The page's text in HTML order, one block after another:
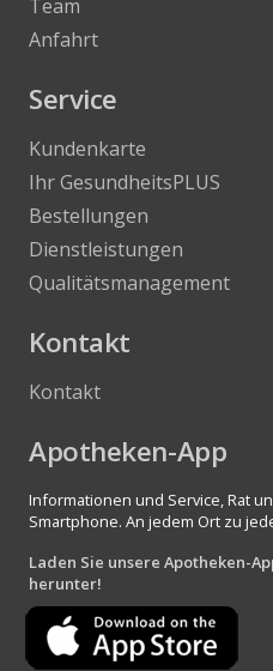
Team
Anfahrt
Service
Kundenkarte
Ihr GesundheitsPLUS
Bestellungen
Dienstleistungen
Qualitätsmanagement
Kontakt
Kontakt
Apotheken-App
Informationen und Service, Rat
Smartphone. An jedem Ort zu
Laden Sie unsere Apotheken-
herunter!